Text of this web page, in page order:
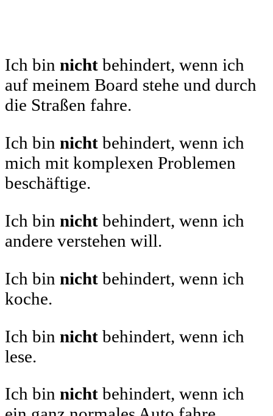
Ich bin nicht behindert, wenn ich
auf meinem Board stehe und durch
die Straßen fahre.
Ich bin nicht behindert, wenn ich
mich mit komplexen Problemen
beschäftige.
Ich bin nicht behindert, wenn ich
andere verstehen will.
Ich bin nicht behindert, wenn ich
koche.
Ich bin nicht behindert, wenn ich
lese.
Ich bin nicht behindert, wenn ich